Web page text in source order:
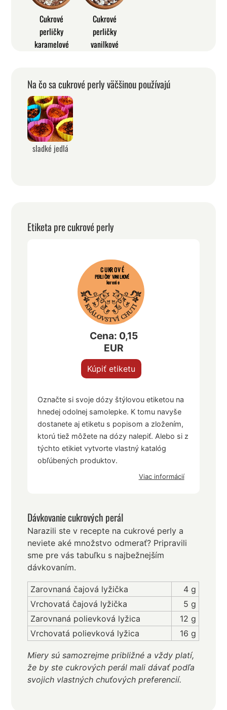
Cukrové
perličky
karamelové
Cukrové
perličky
vanilkové
Na čo sa cukrové perly väčšinou používajú
sladké jedlá
Etiketa pre cukrové perly
CUKROVÉ
PERLIČKY VANILKOVÉ
korenie
Cena: 0,15
EUR
Kúpiť etiketu
Označte si svoje dózy štýlovou etiketou na
hnedej odolnej samolepke. K tomu navyše
dostanete aj etiketu s popisom a zložením,
ktorú tiež môžete na dózy nalepiť. Alebo si z
týchto etikiet vytvorte vlastný katalóg
obľúbených produktov.
Viac informácií
Dávkovanie cukrových perál
Narazili ste v recepte na cukrové perly a
neviete aké množstvo odmerať? Pripravili
sme pre vás tabuľku s najbežnejším
dávkovaním.
Zarovnaná čajová lyžička
4 g
Vrchovatá čajová lyžička
5 g
Zarovnaná polievková lyžica
12 g
Vrchovatá polievková lyžica
16 g
Miery sú samozrejme približné a vždy platí,
že by ste cukrových perál mali dávať podľa
svojich vlastných chuťových preferencií.